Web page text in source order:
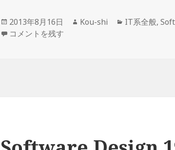
投
稿
2013年8月16日
作
Kou-shi
カ
IT系全般,
Software Design 1991年3月号 に
コメントを残す